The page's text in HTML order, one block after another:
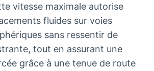
vitesse maximale autorise
fluides sur voies
sans ressentir de
tout en assurant une
grâce à une tenue de route